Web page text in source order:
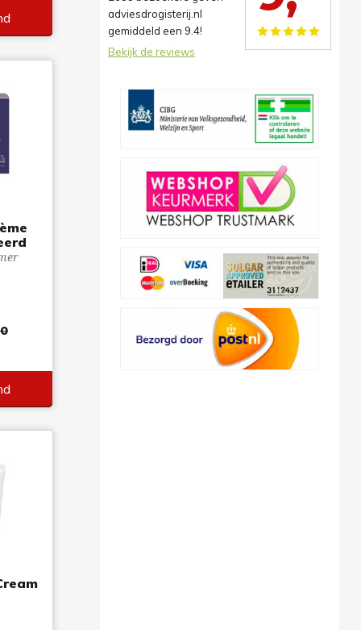
adviesdrogisterij.nl
gemiddeld een 9.4!
Bekijk de reviews